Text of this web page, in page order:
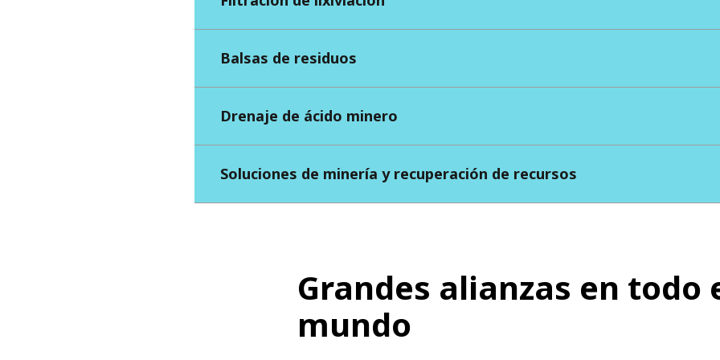
Balsas de residuos
Drenaje de ácido minero
Soluciones de minería y recuperación de recursos
Grandes alianzas en todo
mundo